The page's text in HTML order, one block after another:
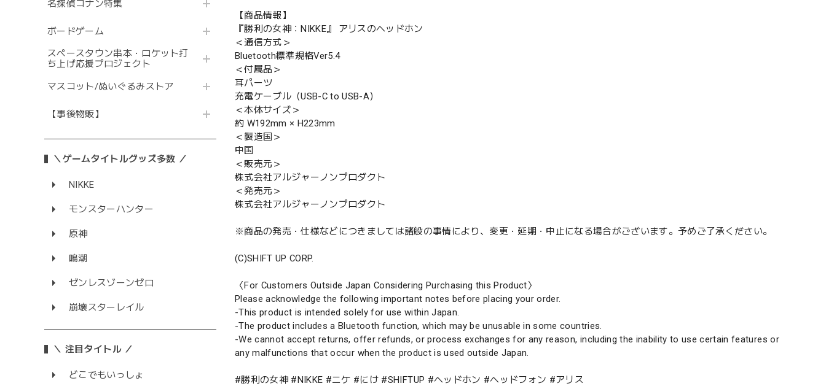
名探偵コナン特集
ボードゲーム
スペースタウン串本・ロケット打
ち上げ応援プロジェクト
マスコット/ぬいぐるみストア
【事後物販】
＼ゲームタイトルグッズ多数 ／
NIKKE
モンスターハンター
原神
鳴潮
ゼンレスゾーンゼロ
崩壊スターレイル
＼ 注目タイトル ／
どこでもいっしょ
【商品情報】
『勝利の女神：NIKKE』 アリスのヘッドホン
＜通信方式＞
Bluetooth標準規格Ver5.4
＜付属品＞
耳パーツ
充電ケーブル（USB-C to USB-A）
＜本体サイズ＞
約 W192mm × H223mm
＜製造国＞
中国
＜販売元＞
株式会社アルジャーノンプロダクト
＜発売元＞
株式会社アルジャーノンプロダクト
※商品の発売・仕様などにつきましては諸般の事情により、変更・延期・中止になる場合がございます。予めご了承ください。
(C)SHIFT UP CORP.
〈For Customers Outside Japan Considering Purchasing this Product〉
Please acknowledge the following important notes before placing your order.
-This product is intended solely for use within Japan.
-The product includes a Bluetooth function, which may be unusable in some countries.
-We cannot accept returns, offer refunds, or process exchanges for any reason, including the inability to use certain features or
any malfunctions that occur when the product is used outside Japan.
#勝利の女神 #NIKKE #ニケ #にけ #SHIFTUP #ヘッドホン #ヘッドフォン #アリス